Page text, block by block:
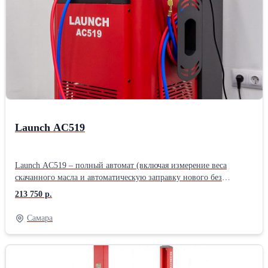
Автоматическая подача масла; Заполнение системы.
Launch AC519
Launch AC519 – полный автомат (включая измерение веса
скачанного масла и автоматическую заправку нового без
необходимости ручного подтверждения). Без ручных вентилей.
Подходит для работы с легковым, грузовым транспортом, а так
же спец.техники. - Простое и понятное меню на большом ЖК-
дисплее. Удобное отображение количества фреона и масла в
установке. - Автоматическая заправка нового масла по весу
откачанного масла (без необходимости ручного ввода). - Ёмкость
старого масла увеличенного объема. - Информативные и легко
213 750 р.
Самара